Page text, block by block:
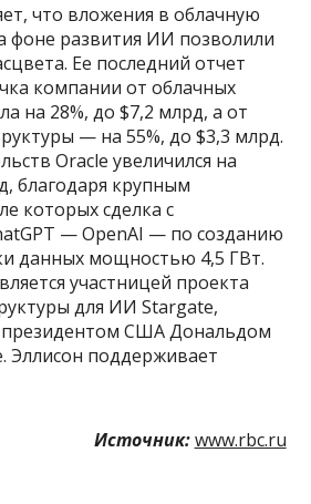
что вложения в облачную
фоне развития ИИ позволили
Ее последний отчет
компании от облачных
на 28%, до $7,2 млрд, а от
— на 55%, до $3,3 млрд.
Oracle увеличился на
благодаря крупным
которых сделка с
— OpenAI — по созданию
данных мощностью 4,5 ГВт.
участницей проекта
для ИИ Stargate,
президентом США Дональдом
Эллисон поддерживает
Источник: www.rbc.ru